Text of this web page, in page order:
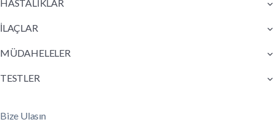
HASTALIKLAR
İLAÇLAR
MÜDAHELELER
TESTLER
Bize Ulasın